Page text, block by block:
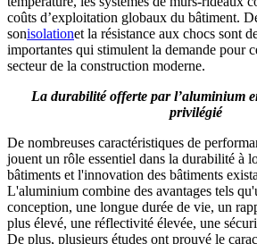
coûts d’exploitation globaux du bâtiment.
sonisolationet la résistance aux chocs sont
importantes qui stimulent la demande pour
secteur de la construction moderne.
La durabilité offerte par l’aluminium
privilégié
De nombreuses caractéristiques de
jouent un rôle essentiel dans la durabilité à
bâtiments et l'innovation des bâtiments
L'aluminium combine des avantages tels
conception, une longue durée de vie, un
plus élevé, une réflectivité élevée, une
De plus, plusieurs études ont prouvé le